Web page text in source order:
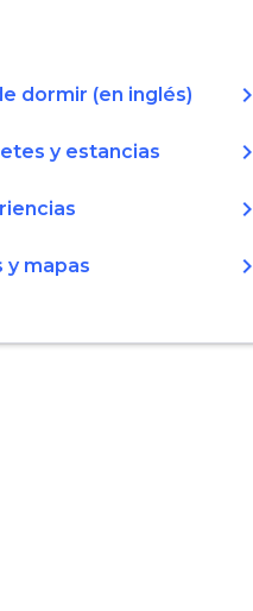
dormir (en inglés) chevron_right
y estancias chevron_right
chevron_right
y mapas chevron_right